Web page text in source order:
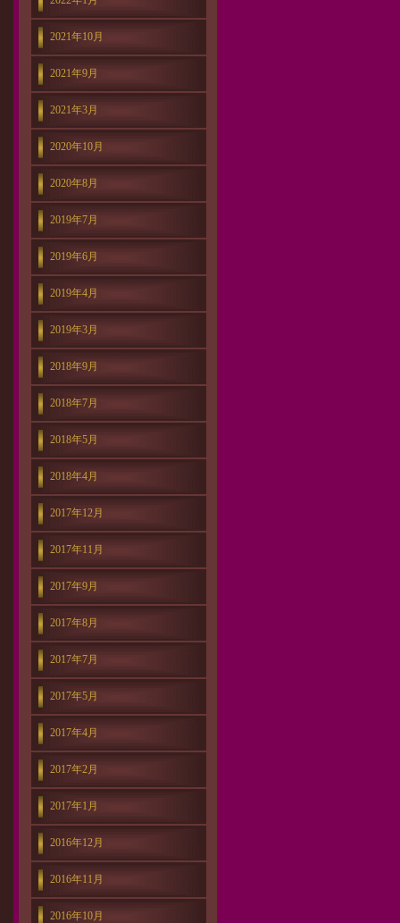
2021年10月
2021年9月
2021年3月
2020年10月
2020年8月
2019年7月
2019年6月
2019年4月
2019年3月
2018年9月
2018年7月
2018年5月
2018年4月
2017年12月
2017年11月
2017年9月
2017年8月
2017年7月
2017年5月
2017年4月
2017年2月
2017年1月
2016年12月
2016年11月
2016年10月